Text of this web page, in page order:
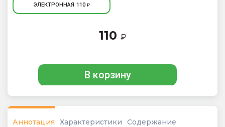
ЭЛЕКТРОННАЯ 110 ₽
110 ₽
В корзину
Аннотация Характеристики Содержание